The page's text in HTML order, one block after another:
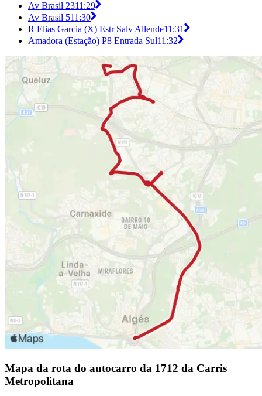
Av Brasil 2311:29
Av Brasil 511:30
R Elias Garcia (X) Estr Salv Allende11:31
Amadora (Estação) P8 Entrada Sul11:32
Mapa da rota do autocarro da 1712 da Carris
Metropolitana